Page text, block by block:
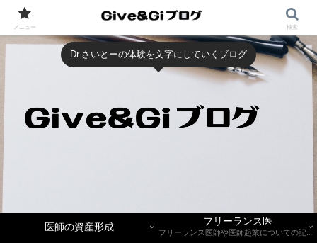
Dr.さいとーの体験を文字にしていくブログ
医師の資産形成 フリーランス医
フリーランス医師や医師起業についての記事を紹介します。
メニュー 検索